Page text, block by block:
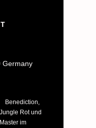
Germany
Benediction,
Jungle Rot und
Master im